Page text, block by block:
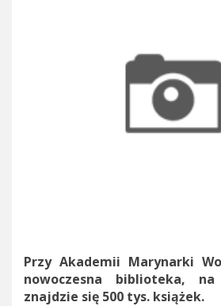
Przy Akademii Marynarki
nowoczesna biblioteka,
znajdzie się 500 tys. książek.